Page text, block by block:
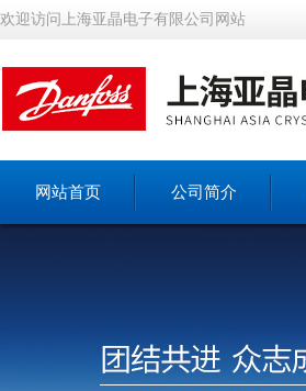
欢迎访问上海亚晶电子有限公司网站
网站首页 公司简介